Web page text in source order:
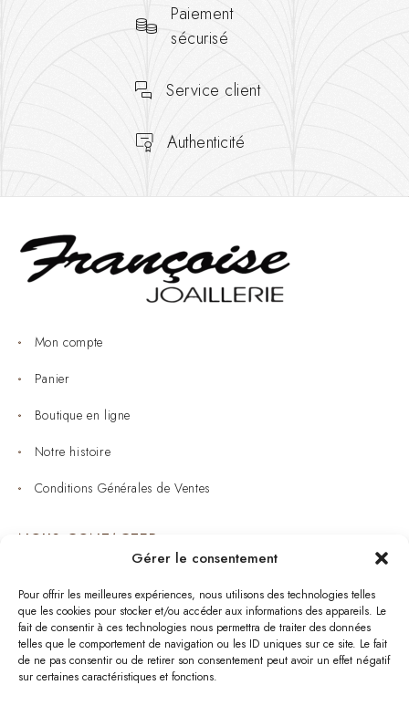
Gérer le consentement
Pour offrir les meilleures expériences, nous utilisons des technologies telles
que les cookies pour stocker et/ou accéder aux informations des appareils. Le
fait de consentir à ces technologies nous permettra de traiter des données
telles que le comportement de navigation ou les ID uniques sur ce site. Le fait
de ne pas consentir ou de retirer son consentement peut avoir un effet négatif
sur certaines caractéristiques et fonctions.
Paiement
sécurisé
Service client
Authenticité
Mon compte
Panier
Boutique en ligne
Notre histoire
Conditions Générales de Ventes
NOUS CONTACTER
Bijouterie : 05 53 53 64 11
Mardi au Samedi: 09:00 - 19:00
bijouterie.lavergne@orange.fr